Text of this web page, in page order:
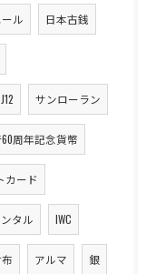
ル 日本古銭
J12 サンローラン
周年記念貨幣
カード
タル IWC
アルマ 銀